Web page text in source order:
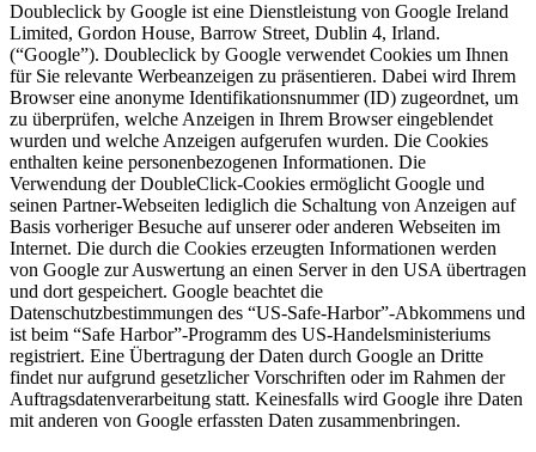
Doubleclick by Google ist eine Dienstleistung von Google Ireland
Limited, Gordon House, Barrow Street, Dublin 4, Irland.
(“Google”). Doubleclick by Google verwendet Cookies um Ihnen
für Sie relevante Werbeanzeigen zu präsentieren. Dabei wird Ihrem
Browser eine anonyme Identifikationsnummer (ID) zugeordnet, um
zu überprüfen, welche Anzeigen in Ihrem Browser eingeblendet
wurden und welche Anzeigen aufgerufen wurden. Die Cookies
enthalten keine personenbezogenen Informationen. Die
Verwendung der DoubleClick-Cookies ermöglicht Google und
seinen Partner-Webseiten lediglich die Schaltung von Anzeigen auf
Basis vorheriger Besuche auf unserer oder anderen Webseiten im
Internet. Die durch die Cookies erzeugten Informationen werden
von Google zur Auswertung an einen Server in den USA übertragen
und dort gespeichert. Google beachtet die
Datenschutzbestimmungen des “US-Safe-Harbor”-Abkommens und
ist beim “Safe Harbor”-Programm des US-Handelsministeriums
registriert. Eine Übertragung der Daten durch Google an Dritte
findet nur aufgrund gesetzlicher Vorschriften oder im Rahmen der
Auftragsdatenverarbeitung statt. Keinesfalls wird Google ihre Daten
mit anderen von Google erfassten Daten zusammenbringen.